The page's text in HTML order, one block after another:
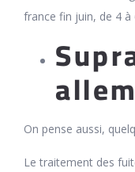
france fin juin, de 4 à
On pense aussi,
Le traitement des